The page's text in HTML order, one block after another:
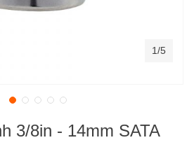
3/8in - 14mm SATA
1/5